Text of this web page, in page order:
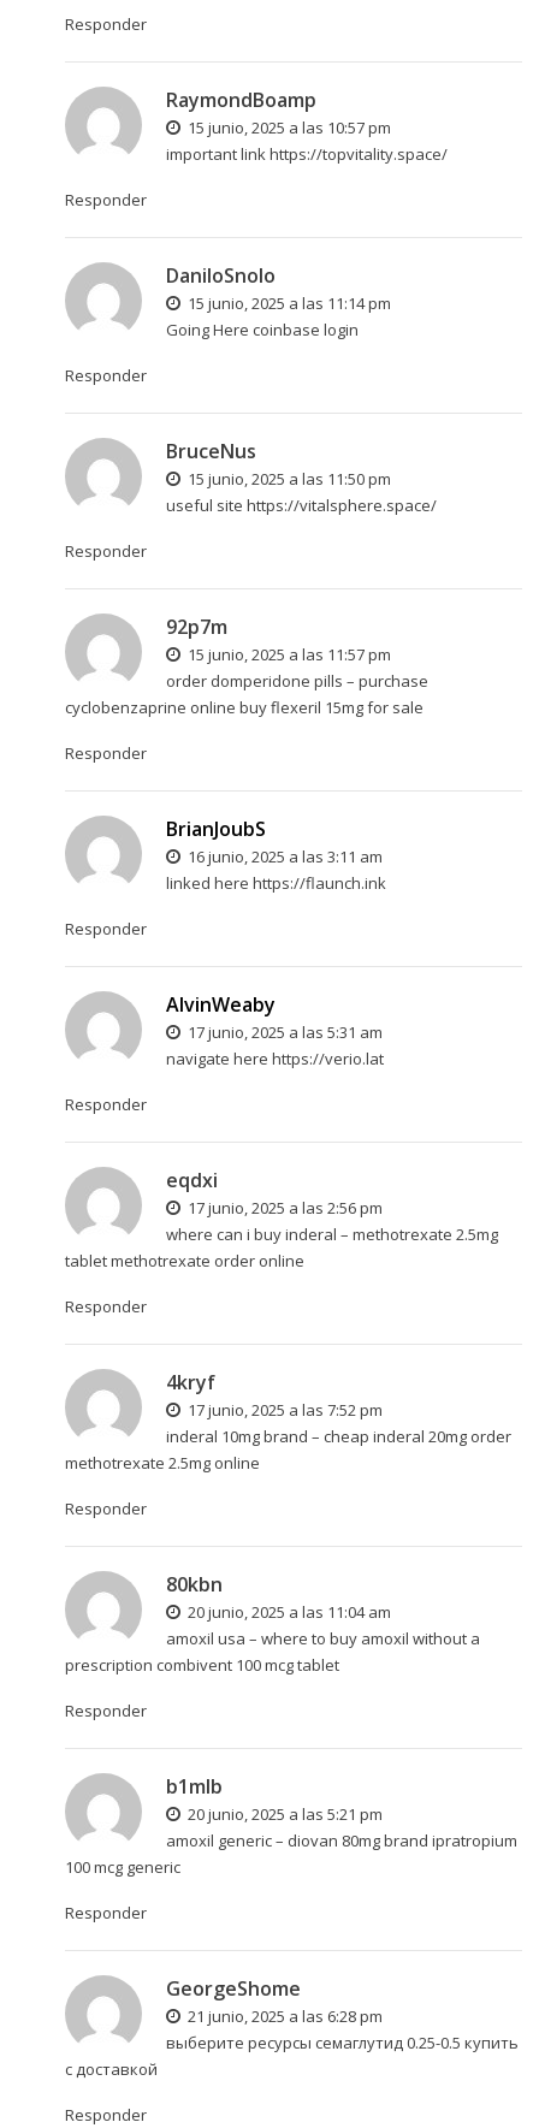
Responder
RaymondBoamp
15 junio, 2025 a las 10:57 pm
important linkhttps://topvitality.space/
Responder
DaniloSnolo
15 junio, 2025 a las 11:14 pm
Going Here coinbase login
Responder
BruceNus
15 junio, 2025 a las 11:50 pm
useful site https://vitalsphere.space/
Responder
92p7m
15 junio, 2025 a las 11:57 pm
order domperidone pills – purchase
cyclobenzaprine online buy flexeril 15mg for sale
Responder
BrianJoubS
16 junio, 2025 a las 3:11 am
linked here https://flaunch.ink
Responder
AlvinWeaby
17 junio, 2025 a las 5:31 am
navigate here https://verio.lat
Responder
eqdxi
17 junio, 2025 a las 2:56 pm
where can i buy inderal – methotrexate 2.5mg
tabletmethotrexate order online
Responder
4kryf
17 junio, 2025 a las 7:52 pm
inderal 10mg brand – cheap inderal 20mgorder
methotrexate 2.5mg online
Responder
80kbn
20 junio, 2025 a las 11:04 am
amoxil usa – where to buy amoxil without a
prescription combivent 100 mcg tablet
Responder
b1mlb
20 junio, 2025 a las 5:21 pm
amoxil generic – diovan 80mg brand ipratropium
100 mcg generic
Responder
GeorgeShome
21 junio, 2025 a las 6:28 pm
выберите ресурсы семаглутид 0.25-0.5 купить
с доставкой
Responder